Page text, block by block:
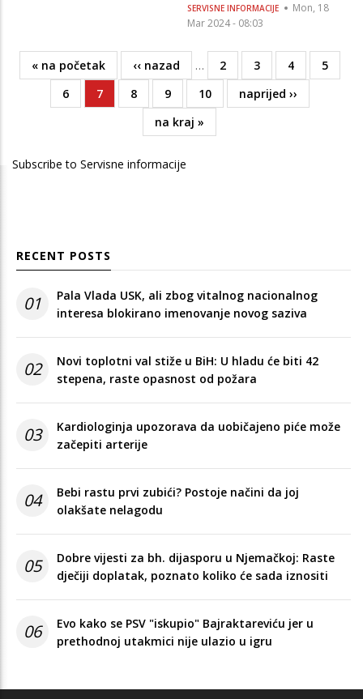
SERVISNE INFORMACIJE
Mon, 18
Mar 2024 - 08:03
Pagination
First
page
« na početak
Previous
page
‹‹ nazad … Page
2 Page
3 Page
4 Page
5
Page
6
Current
page
7 Page
8 Page
9 Page
10
Next
page
naprijed ››
Last
page
na kraj »
Subscribe to Servisne informacije
RECENT POSTS
01
Pala Vlada USK, ali zbog vitalnog nacionalnog
interesa blokirano imenovanje novog saziva
02
Novi toplotni val stiže u BiH: U hladu će biti 42
stepena, raste opasnost od požara
03
Kardiologinja upozorava da uobičajeno piće može
začepiti arterije
04
Bebi rastu prvi zubići? Postoje načini da joj
olakšate nelagodu
05
Dobre vijesti za bh. dijasporu u Njemačkoj: Raste
dječiji doplatak, poznato koliko će sada iznositi
06
Evo kako se PSV "iskupio" Bajraktareviću jer u
prethodnoj utakmici nije ulazio u igru